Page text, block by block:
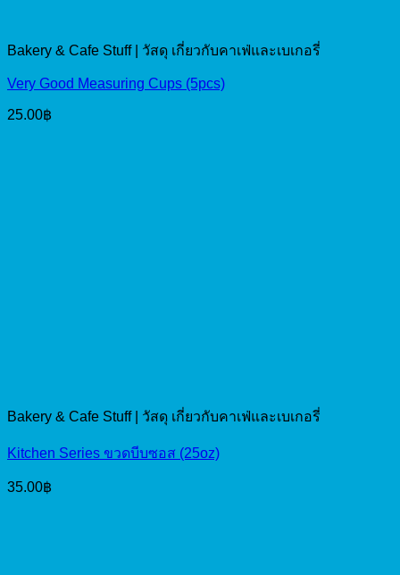
Bakery & Cafe Stuff | วัสดุ เกี่ยวกับคาเฟ่และเบเกอรี่
Very Good Measuring Cups (5pcs)
25.00฿
Bakery & Cafe Stuff | วัสดุ เกี่ยวกับคาเฟ่และเบเกอรี่
Kitchen Series ขวดบีบซอส (25oz)
35.00฿